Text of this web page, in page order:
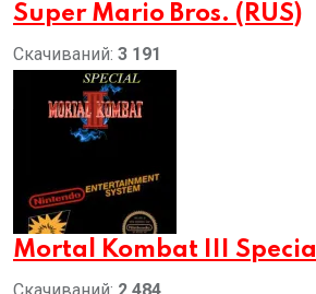
Super Mario Bros. (RUS)
Скачиваний: 3 191
Mortal Kombat III Special